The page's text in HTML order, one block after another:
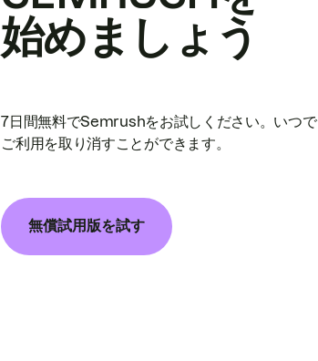
始めましょう
7日間無料でSemrushをお試しください。いつ
ご利用を取り消すことができます。
無償試用版を試す